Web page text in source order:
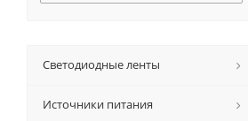
Светодиодные ленты
Источники питания